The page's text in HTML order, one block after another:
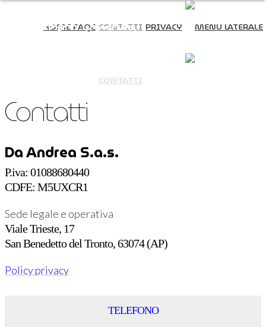
HOME PAGE CONTATTI PRIVACY
CONTATTI
Contatti
Da Andrea S.a.s.
P.iva: 01088680440
CDFE: M5UXCR1
Sede legale e operativa
Viale Trieste, 17
San Benedetto del Tronto, 63074 (AP)
Policy privacy
TELEFONO